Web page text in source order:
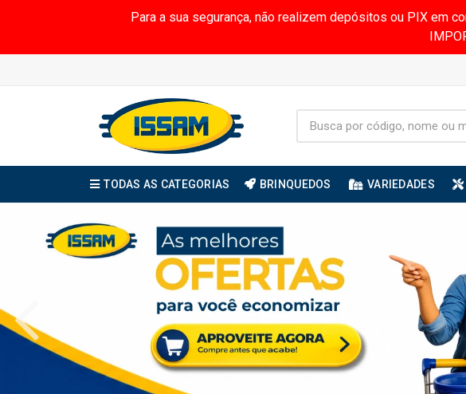
Para a sua segurança, não realizem depósitos ou PIX em
TODAS AS CATEGORIAS BRINQUEDOS VARIEDADES